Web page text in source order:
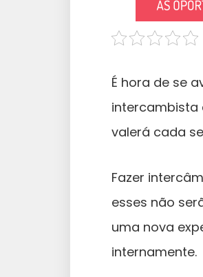
É hora de se
intercambista
valerá cada
Fazer
esses não
uma nova
internamente.